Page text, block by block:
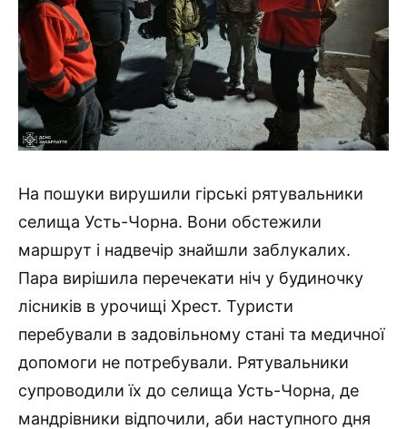
На пошуки вирушили гірські рятувальники
селища Усть-Чорна. Вони обстежили
маршрут і надвечір знайшли заблукалих.
Пара вирішила перечекати ніч у будиночку
лісників в урочищі Хрест. Туристи
перебували в задовільному стані та медичної
допомоги не потребували. Рятувальники
супроводили їх до селища Усть-Чорна, де
мандрівники відпочили, аби наступного дня